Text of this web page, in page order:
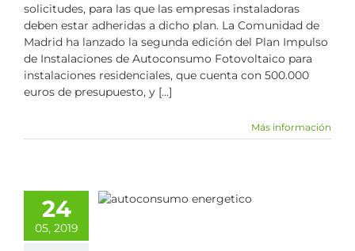
solicitudes, para las que las empresas instaladoras
deben estar adheridas a dicho plan. La Comunidad de
Madrid ha lanzado la segunda edición del Plan Impulso
de Instalaciones de Autoconsumo Fotovoltaico para
instalaciones residenciales, que cuenta con 500.000
euros de presupuesto, y [...]
Más información
24
05, 2019
de